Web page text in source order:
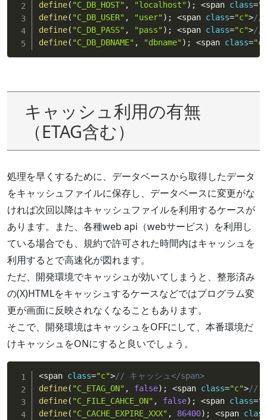
define( "C_DB_HOST" , "localhost") ; <span class=
define( "C_DB_USER" , "user") ; <span class="c">//
define( "C_DB_PASS" , "pass") ; <span class="c">//
define( "C_DB_DBNAME" , "dbname") ; <span class=
キャッシュ利用の有無
（ETAG含む）
処理を早くするために、データベースから取得したデータ
をキャッシュファイルに保存し、データベースに変更がな
ければ次回以降はキャッシュファイルを利用するケースが
あります。また、各種web api（webサービス）を利用し
ている場合でも、規約で許可された時間内はキャッシュを
利用するとで高速化が図れます。
ただ、開発環境でキャッシュが効いてしまうと、整形済み
の(X)HTMLをキャッシュするケースなどではプログラム変
更が画面に反映されなくなることもあります。
そこで、開発環境はキャッシュをOFFにして、本番環境だ
けキャッシュをONにすると良いでしょう。
<span class="c">// キャッシュ</span>
define( "C_ETAG_ON" , false) ; <span class="c">//
define( "C_FILE_CAHCE_ON" , false) ; <span class=
define( "C_CACHE_EXPIRE_XXX" , 86400) ; <span